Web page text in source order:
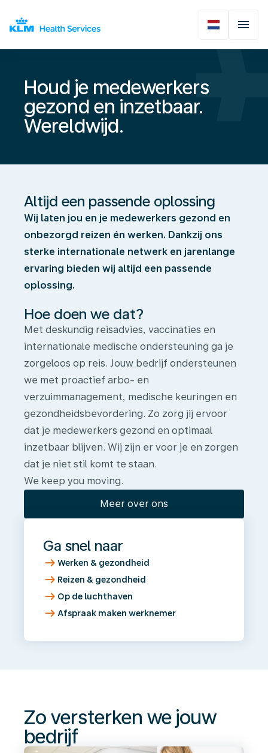
Houd je medewerkers
gezond en inzetbaar.
Wereldwijd.
Altijd een passende oplossing
Wij laten jou en je medewerkers gezond en
onbezorgd reizen én werken. Dankzij ons
sterke internationale netwerk en jarenlange
ervaring bieden wij altijd een passende
oplossing.
Hoe doen we dat?
Met deskundig reisadvies, vaccinaties en
internationale medische ondersteuning ga je
zorgeloos op reis. Jouw bedrijf ondersteunen
we met proactief arbo- en
verzuimmanagement, medische keuringen en
gezondheidsbevordering. Zo zorg jij ervoor
dat je medewerkers gezond en optimaal
inzetbaar blijven. Wij zijn er voor je en zorgen
dat je niet stil komt te staan.
We keep you moving.
Meer over ons
Ga snel naar
arrow_right_alt Werken & gezondheid
arrow_right_alt Reizen & gezondheid
arrow_right_alt Op de luchthaven
arrow_right_alt Afspraak maken werknemer
Zo versterken we jouw
bedrijf